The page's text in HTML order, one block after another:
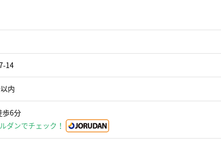
14
内
歩6分
ダンでチェック！